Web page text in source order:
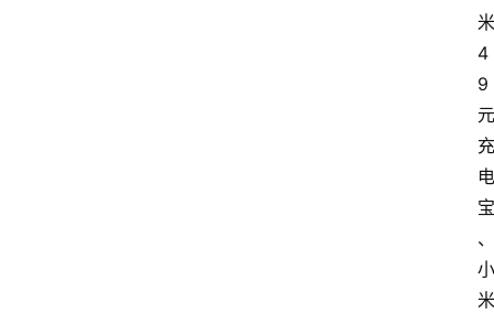
米
4
9
元
充
电
宝
、
小
米